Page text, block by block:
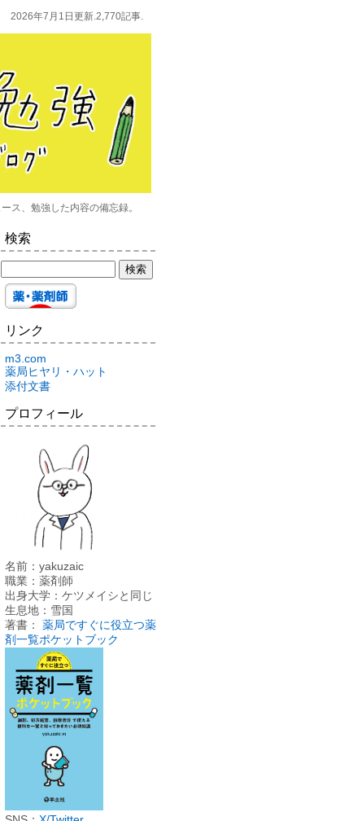
2026年7月1日更新.2,770記事.
ス、勉強した内容の備忘録。
検索
リンク
m3.com
薬局ヒヤリ・ハット
添付文書
プロフィール
名前：yakuzaic
職業：薬剤師
出身大学：ケツメイシと同じ
生息地：雪国
著書： 薬局ですぐに役立つ薬
剤一覧ポケットブック